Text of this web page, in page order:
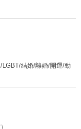
LGBT/結婚/離婚/開運/動